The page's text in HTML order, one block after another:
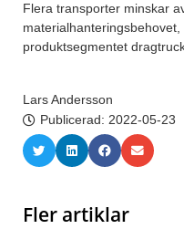
Flera transporter minskar
produktsegmentet
Lars Andersson
Publicerad: 2022-05-23
Fler artiklar